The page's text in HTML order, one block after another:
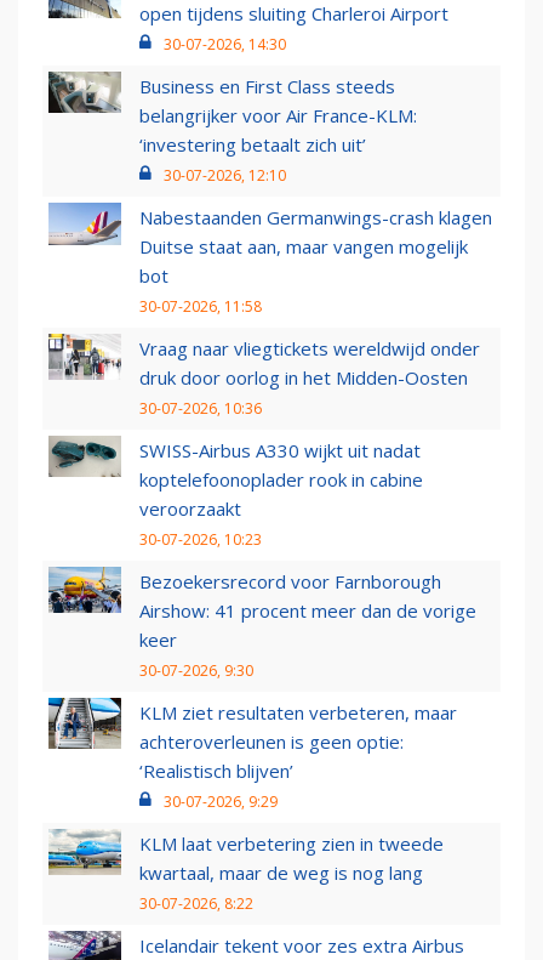
open tijdens sluiting Charleroi Airport
30-07-2026, 14:30
Business en First Class steeds
belangrijker voor Air France-KLM:
‘investering betaalt zich uit’
30-07-2026, 12:10
Nabestaanden Germanwings-crash klagen
Duitse staat aan, maar vangen mogelijk
bot
30-07-2026, 11:58
Vraag naar vliegtickets wereldwijd onder
druk door oorlog in het Midden-Oosten
30-07-2026, 10:36
SWISS-Airbus A330 wijkt uit nadat
koptelefoonoplader rook in cabine
veroorzaakt
30-07-2026, 10:23
Bezoekersrecord voor Farnborough
Airshow: 41 procent meer dan de vorige
keer
30-07-2026, 9:30
KLM ziet resultaten verbeteren, maar
achteroverleunen is geen optie:
‘Realistisch blijven’
30-07-2026, 9:29
KLM laat verbetering zien in tweede
kwartaal, maar de weg is nog lang
30-07-2026, 8:22
Icelandair tekent voor zes extra Airbus